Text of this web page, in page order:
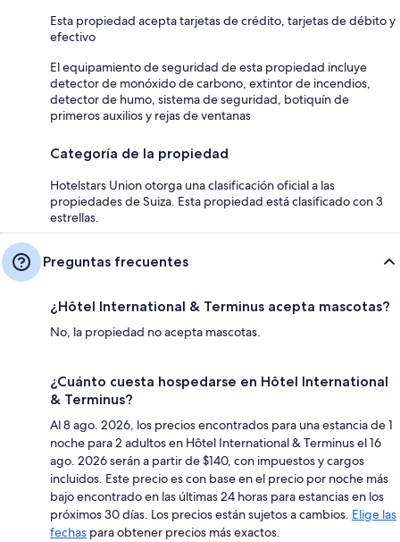
Esta propiedad acepta tarjetas de crédito, tarjetas de débito y
efectivo
El equipamiento de seguridad de esta propiedad incluye
detector de monóxido de carbono, extintor de incendios,
detector de humo, sistema de seguridad, botiquín de
primeros auxilios y rejas de ventanas
Categoría de la propiedad
Hotelstars Union otorga una clasificación oficial a las
propiedades de Suiza. Esta propiedad está clasificado con 3
estrellas.
Preguntas frecuentes
¿Hôtel International & Terminus acepta mascotas?
No, la propiedad no acepta mascotas.
¿Cuánto cuesta hospedarse en Hôtel International
& Terminus?
Al 8 ago. 2026, los precios encontrados para una estancia de 1
noche para 2 adultos en Hôtel International & Terminus el 16
ago. 2026 serán a partir de $140, con impuestos y cargos
incluidos. Este precio es con base en el precio por noche más
bajo encontrado en las últimas 24 horas para estancias en los
próximos 30 días. Los precios están sujetos a cambios. Elige las
fechas para obtener precios más exactos.